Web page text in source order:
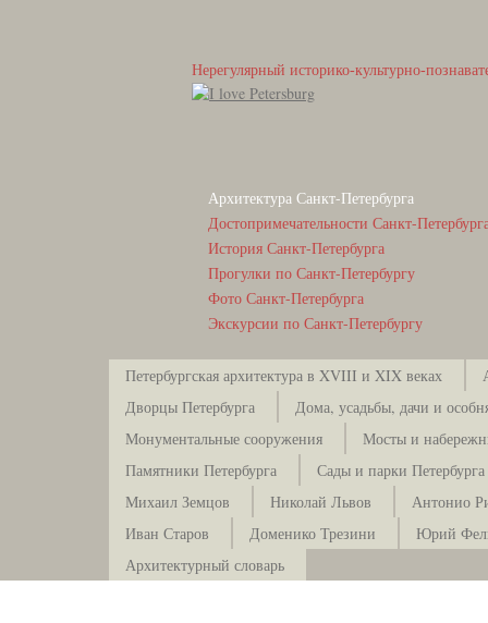
Нерегулярный историко-культурно-
Архитектура Санкт-Петербурга
Достопримечательности Санкт-
История Санкт-Петербурга
Прогулки по Санкт-Петербургу
Фото Санкт-Петербурга
Экскурсии по Санкт-Петербургу
Петербургская архитектура в XVIII и XIX веках
Дворцы Петербурга
Дома, усадьбы, дачи и
Монументальные сооружения
Мосты и
Памятники Петербурга
Сады и парки Петербурга
Михаил Земцов
Николай Львов
Антонио
Иван Старов
Доменико Трезини
Юрий
Архитектурный словарь